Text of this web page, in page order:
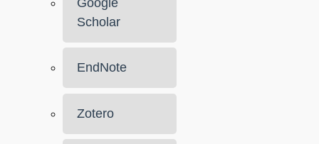
Scholar
EndNote
Zotero